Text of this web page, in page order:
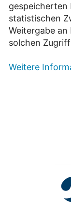
gespeicherten
statistischen
Weitergabe
solchen
Weitere